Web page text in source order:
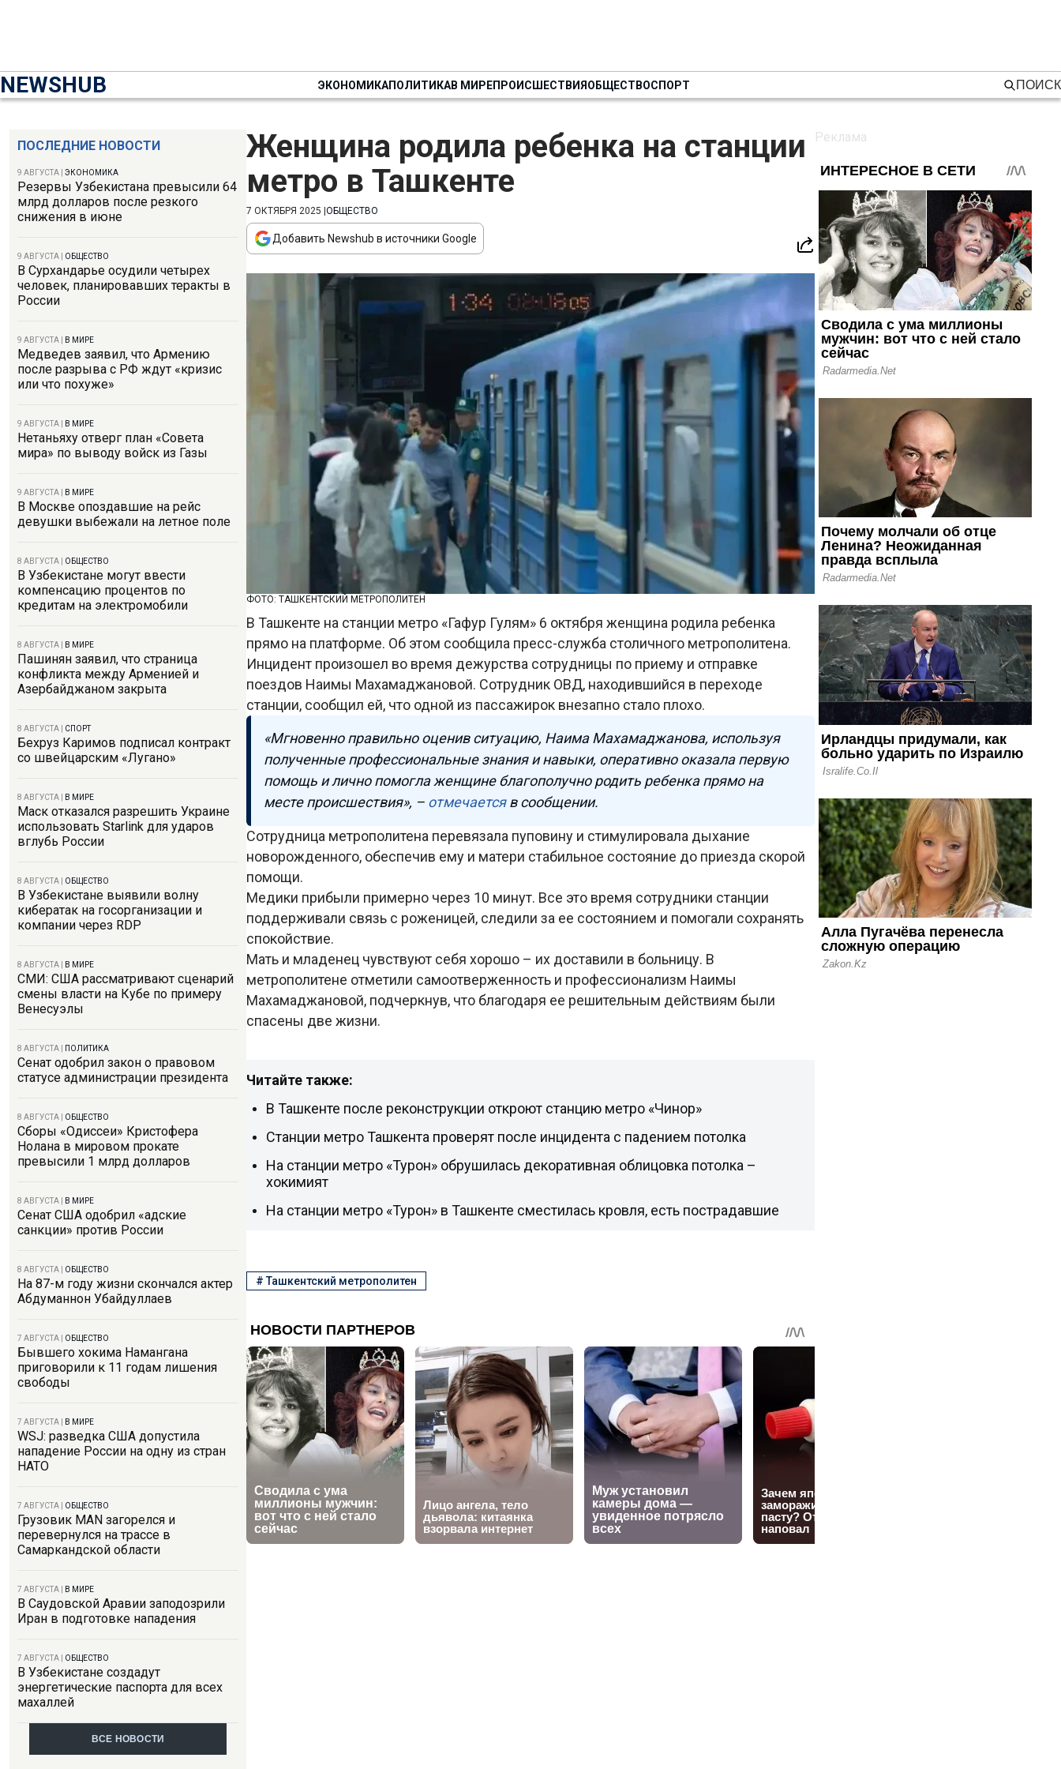
NEWSHUB ЭКОНОМИКАПОЛИТИКАВ МИРЕПРОИСШЕСТВИЯОБЩЕСТВОСПОРТ ПОИСК
ПОСЛЕДНИЕ НОВОСТИ
9 АВГУСТА ЭКОНОМИКА
Резервы Узбекистана превысили 64
млрд долларов после резкого
снижения в июне
9 АВГУСТА ОБЩЕСТВО
В Сурхандарье осудили четырех
человек, планировавших теракты в
России
9 АВГУСТА В МИРЕ
Медведев заявил, что Армению
после разрыва с РФ ждут «кризис
или что похуже»
9 АВГУСТА В МИРЕ
Нетаньяху отверг план «Совета
мира» по выводу войск из Газы
9 АВГУСТА В МИРЕ
В Москве опоздавшие на рейс
девушки выбежали на летное поле
8 АВГУСТА ОБЩЕСТВО
В Узбекистане могут ввести
компенсацию процентов по
кредитам на электромобили
8 АВГУСТА В МИРЕ
Пашинян заявил, что страница
конфликта между Арменией и
Азербайджаном закрыта
8 АВГУСТА СПОРТ
Бехруз Каримов подписал контракт
со швейцарским «Лугано»
8 АВГУСТА В МИРЕ
Маск отказался разрешить Украине
использовать Starlink для ударов
вглубь России
8 АВГУСТА ОБЩЕСТВО
В Узбекистане выявили волну
кибератак на госорганизации и
компании через RDP
8 АВГУСТА В МИРЕ
СМИ: США рассматривают сценарий
смены власти на Кубе по примеру
Венесуэлы
8 АВГУСТА ПОЛИТИКА
Сенат одобрил закон о правовом
статусе администрации президента
8 АВГУСТА ОБЩЕСТВО
Сборы «Одиссеи» Кристофера
Нолана в мировом прокате
превысили 1 млрд долларов
8 АВГУСТА В МИРЕ
Сенат США одобрил «адские
санкции» против России
8 АВГУСТА ОБЩЕСТВО
На 87-м году жизни скончался актер
Абдуманнон Убайдуллаев
7 АВГУСТА ОБЩЕСТВО
Бывшего хокима Намангана
приговорили к 11 годам лишения
свободы
7 АВГУСТА В МИРЕ
WSJ: разведка США допустила
нападение России на одну из стран
НАТО
7 АВГУСТА ОБЩЕСТВО
Грузовик MAN загорелся и
перевернулся на трассе в
Самаркандской области
7 АВГУСТА В МИРЕ
В Саудовской Аравии заподозрили
Иран в подготовке нападения
7 АВГУСТА ОБЩЕСТВО
В Узбекистане создадут
энергетические паспорта для всех
махаллей
ВСЕ НОВОСТИ
Женщина родила ребенка на станции
метро в Ташкенте
7 ОКТЯБРЯ 2025 ОБЩЕСТВО
Добавить Newshub в источники Google
ФОТО: ТАШКЕНТСКИЙ МЕТРОПОЛИТЕН
В Ташкенте на станции метро «Гафур Гулям» 6 октября женщина родила ребенка
прямо на платформе. Об этом сообщила пресс-служба столичного метрополитена.
Инцидент произошел во время дежурства сотрудницы по приему и отправке
поездов Наимы Махамаджановой. Сотрудник ОВД, находившийся в переходе
станции, сообщил ей, что одной из пассажирок внезапно стало плохо.
«Мгновенно правильно оценив ситуацию, Наима Махамаджанова, используя
полученные профессиональные знания и навыки, оперативно оказала первую
помощь и лично помогла женщине благополучно родить ребенка прямо на
месте происшествия», – отмечаетсяв сообщении.
Сотрудница метрополитена перевязала пуповину и стимулировала дыхание
новорожденного, обеспечив ему и матери стабильное состояние до приезда скорой
помощи.
Медики прибыли примерно через 10 минут. Все это время сотрудники станции
поддерживали связь с роженицей, следили за ее состоянием и помогали сохранять
спокойствие.
Мать и младенец чувствуют себя хорошо – их доставили в больницу. В
метрополитене отметили самоотверженность и профессионализм Наимы
Махамаджановой, подчеркнув, что благодаря ее решительным действиям были
спасены две жизни.
Читайте также:
В Ташкенте после реконструкции откроют станцию метро «Чинор»
Станции метро Ташкента проверят после инцидента с падением потолка
На станции метро «Турон» обрушилась декоративная облицовка потолка –
хокимият
На станции метро «Турон» в Ташкенте сместилась кровля, есть пострадавшие
#Ташкентский метрополитен